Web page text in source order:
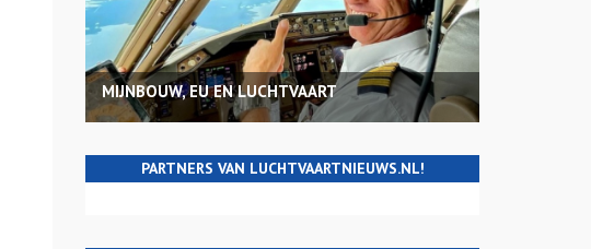
MIJNBOUW, EU EN LUCHTVAART
PARTNERS VAN LUCHTVAARTNIEUWS.NL!